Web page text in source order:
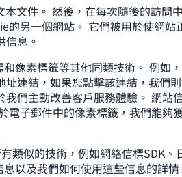
文件。 然後，在每次隨後的訪問
另一個網站。 它們被用於使網站
息。
像素標籤等其他同類技術。 例如
連結，如果您點擊該連結，我們
們主動改善客戶服務體驗。 網站
電子郵件中的像素標籤，我們能夠
似的技術，例如網絡信標SDK、
以及我們如何使用這些信息的詳情